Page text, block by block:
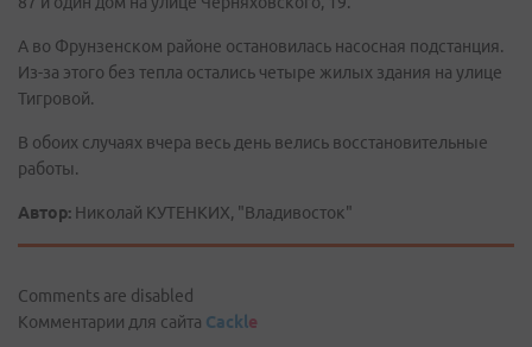
А во Фрунзенском районе остановилась насосная подстанция.
Из-за этого без тепла остались четыре жилых здания на улице
Тигровой.
В обоих случаях вчера весь день велись восстановительные
работы.
Автор: Николай КУТЕНКИХ, "Владивосток"
Comments are disabled
Комментарии для сайта Cackle